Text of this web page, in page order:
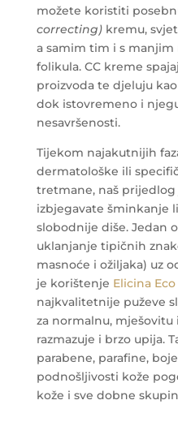
možete koristiti
correcting) kremu,
a samim tim i s
folikula. CC kreme
proizvoda te djeluju
dok istovremeno i
nesavršenosti.
Tijekom najakutnijih
dermatološke ili
tretmane, naš
izbjegavate šminkanje
slobodnije diše. Jedan
uklanjanje tipičnih
masnoće i ožiljaka) uz
je korištenje Elicina Eco
najkvalitetnije puževe
za normalnu, mješovitu
razmazuje i brzo upija.
parabene, parafine,
podnošljivosti kože
kože i sve dobne